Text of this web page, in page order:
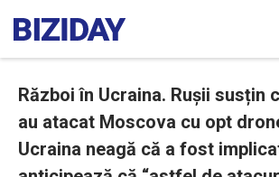
Război în Ucraina. Rușii susțin
au atacat Moscova cu opt
Ucraina neagă că a fost